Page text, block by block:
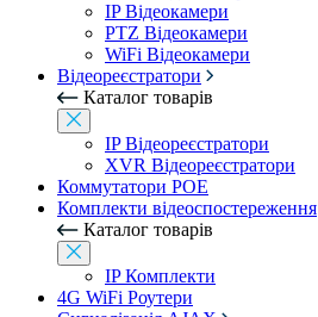
IP Відеокамери
PTZ Відеокамери
WiFi Відеокамери
Відеореєстратори
Каталог товарів
IP Відеореєстратори
XVR Відеореєстратори
Коммутатори POE
Комплекти відеоспостереження
Каталог товарів
IP Комплекти
4G WiFi Роутери